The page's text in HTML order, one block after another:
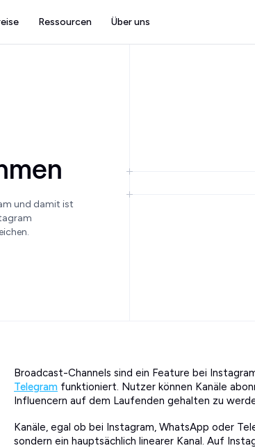
Ressourcen Über uns
und damit ist
Broadcast-Channels sind ein Feature bei
Telegram funktioniert. Nutzer können Kanäle
Influencern auf dem Laufenden gehalten zu
Kanäle, egal ob bei Instagram, WhatsApp oder
sondern ein hauptsächlich linearer Kanal. Auf